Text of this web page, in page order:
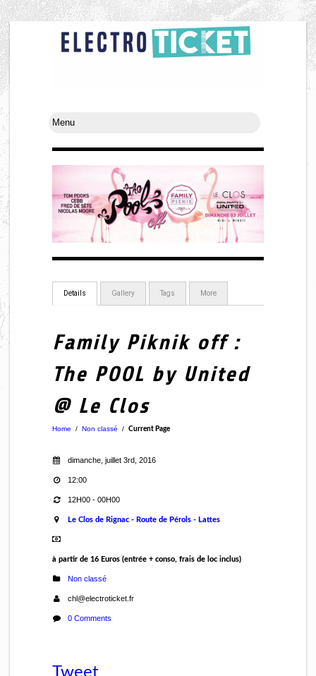
Details Gallery Tags More
Family Piknik off :
The POOL by United
@ Le Clos
Home / Non classé / Current Page
dimanche, juillet 3rd, 2016
12:00
12H00 - 00H00
Le Clos de Rignac - Route de Pérols - Lattes
à partir de 16 Euros (entrée + conso, frais de loc inclus)
Non classé
chl@electroticket.fr
0 Comments
Tweet